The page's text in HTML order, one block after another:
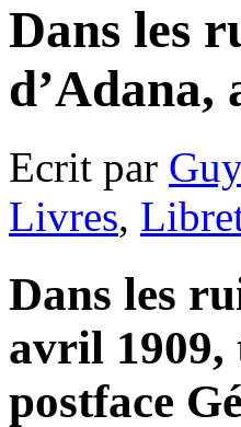
Dans les
d’Adana,
Ecrit par
Livres,
Dans les
avril 1909,
postface